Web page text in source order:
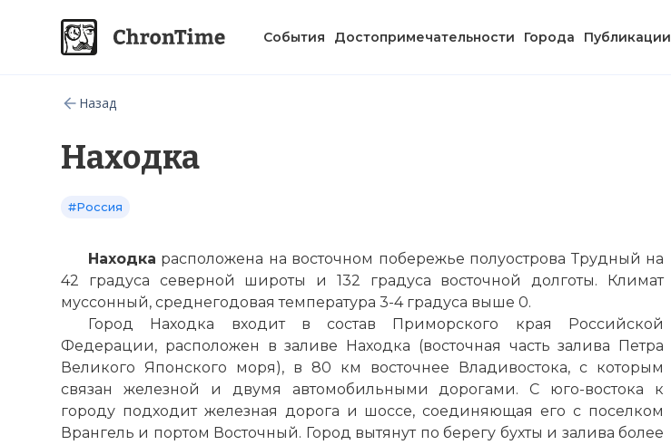
События Достопримечательности Города Публикации
Назад
Находка
#Россия
Находка расположена на восточном побережье полуострова Трудный на
42 градуса северной широты и 132 градуса восточной долготы. Климат
муссонный, среднегодовая температура 3-4 градуса выше 0.
Город Находка входит в состав Приморского края Российской
Федерации, расположен в заливе Находка (восточная часть залива Петра
Великого Японского моря), в 80 км восточнее Владивостока, с которым
связан железной и двумя автомобильными дорогами. С юго-востока к
городу подходит железная дорога и шоссе, соединяющая его с поселком
Врангель и портом Восточный. Город вытянут по берегу бухты и залива более